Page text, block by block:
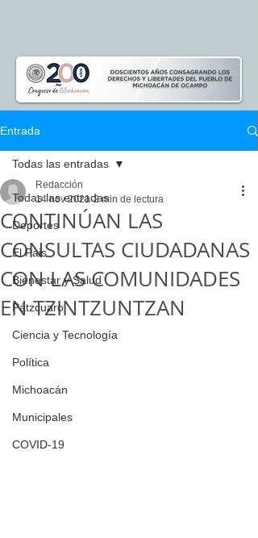
Entrada
Todas las entradas
Deportes
El Pais
Bienestar y Salud
Pátzcuaro
Ciencia y Tecnología
Política
Michoacán
Municipales
COVID-19
Todas las entradas
CONTINÚAN LAS
CONSULTAS CIUDADANAS
CON LAS COMUNIDADES
EN TZINTZUNTZAN
Redacción
14 nov 2021 2 min de lectura